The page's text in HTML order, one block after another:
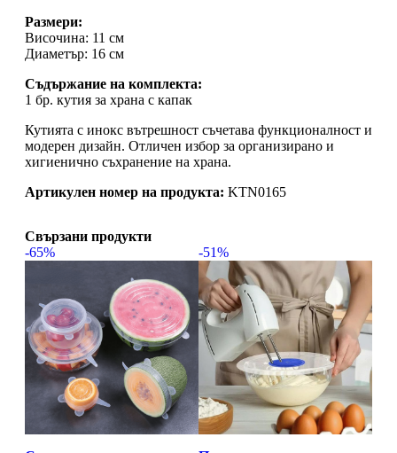
Размери:
Височина: 11 см
Диаметър: 16 см
Съдържание на комплекта:
1 бр. кутия за храна с капак
Кутията с инокс вътрешност съчетава функционалност и
модерен дизайн. Отличен избор за организирано и
хигиенично съхранение на храна.
Артикулен номер на продукта: KTN0165
Свързани продукти
-65%
-51%